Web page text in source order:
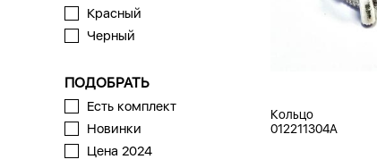
Красный
Черный
ПОДОБРАТЬ
Есть комплект
Новинки
Цена 2024
Кольцо
012211304A